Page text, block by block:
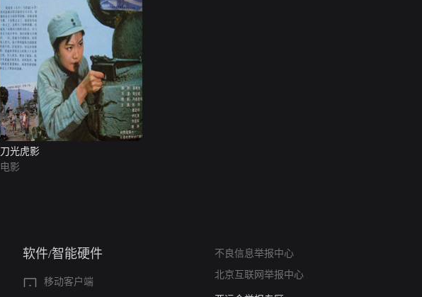
刀光虎影
电影
软件/智能硬件
移动客户端
不良信息举报中心
北京互联网举报中心
12318 文化市场举报
算法推荐专项举报